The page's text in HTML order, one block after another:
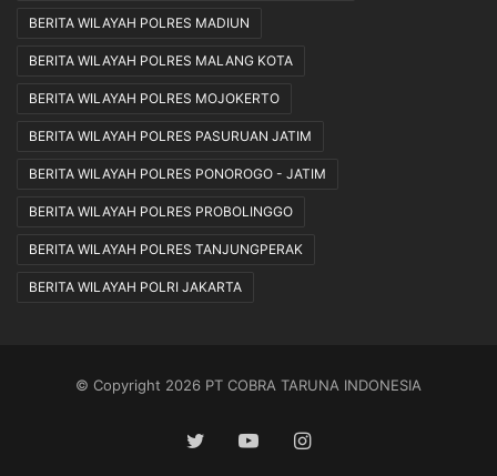
BERITA WILAYAH POLRES MADIUN
BERITA WILAYAH POLRES MALANG KOTA
BERITA WILAYAH POLRES MOJOKERTO
BERITA WILAYAH POLRES PASURUAN JATIM
BERITA WILAYAH POLRES PONOROGO - JATIM
BERITA WILAYAH POLRES PROBOLINGGO
BERITA WILAYAH POLRES TANJUNGPERAK
BERITA WILAYAH POLRI JAKARTA
© Copyright 2026 PT COBRA TARUNA INDONESIA
TwitterYouTubeInstagram